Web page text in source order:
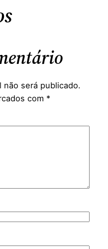
não será publicado.
com *